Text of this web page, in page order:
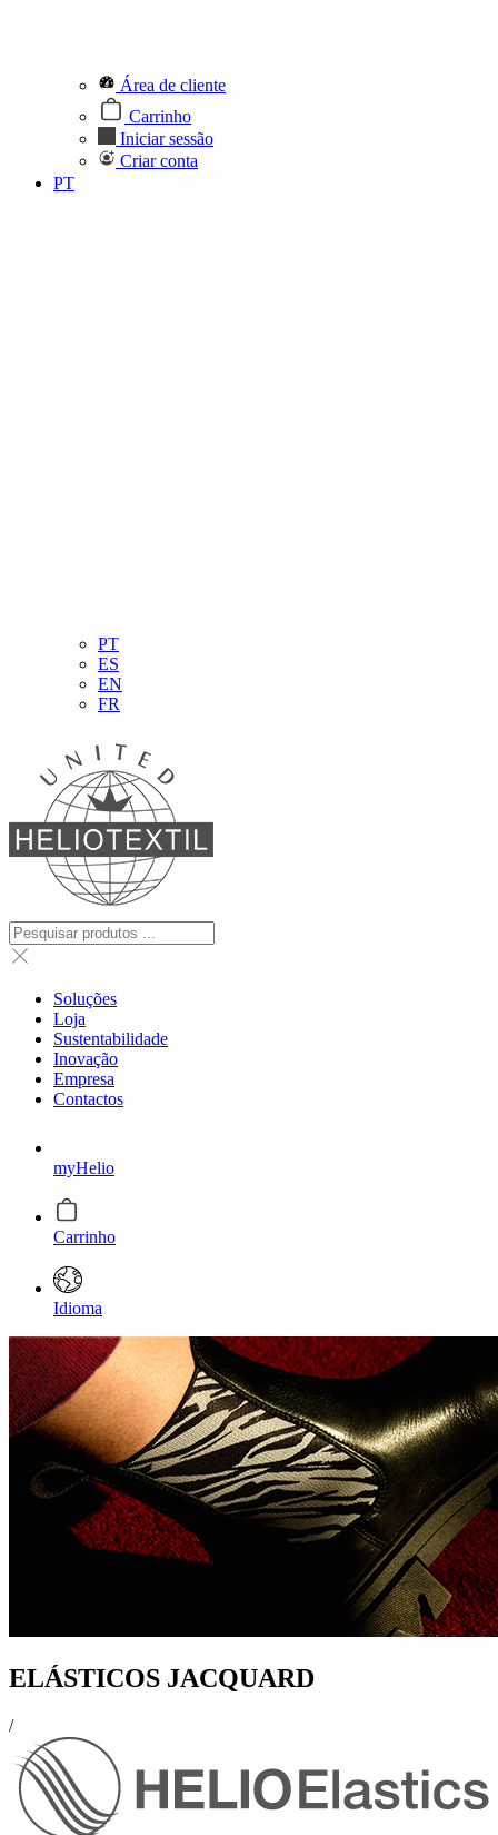
Área de cliente
Carrinho
Iniciar sessão
Criar conta
PT
PT
ES
EN
FR
Soluções
Loja
Sustentabilidade
Inovação
Empresa
Contactos
myHelio
Carrinho
Idioma
ELÁSTICOS JACQUARD
/